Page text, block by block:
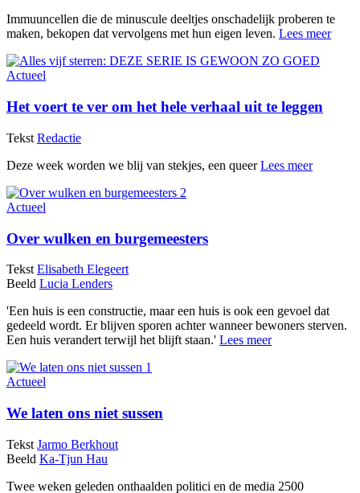
Immuuncellen die de minuscule deeltjes onschadelijk proberen te
maken, bekopen dat vervolgens met hun eigen leven. Lees meer
Actueel
Het voert te ver om het hele verhaal uit te leggen
Tekst Redactie
Deze week worden we blij van stekjes, een queerLees meer
Actueel
Over wulken en burgemeesters
Tekst Elisabeth Elegeert
Beeld Lucia Lenders
'Een huis is een constructie, maar een huis is ook een gevoel dat
gedeeld wordt. Er blijven sporen achter wanneer bewoners sterven.
Een huis verandert terwijl het blijft staan.' Lees meer
Actueel
We laten ons niet sussen
Tekst Jarmo Berkhout
Beeld Ka-Tjun Hau
Twee weken geleden onthaalden politici en de media 2500